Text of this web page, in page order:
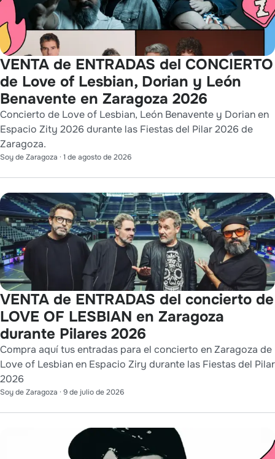
VENTA de ENTRADAS del CONCIERTO
de Love of Lesbian, Dorian y León
Benavente en Zaragoza 2026
Concierto de Love of Lesbian, León Benavente y Dorian en
Espacio Zity 2026 durante las Fiestas del Pilar 2026 de
Zaragoza.
Soy de Zaragoza · 1 de agosto de 2026
VENTA de ENTRADAS del concierto de
LOVE OF LESBIAN en Zaragoza
durante Pilares 2026
Compra aquí tus entradas para el concierto en Zaragoza de
Love of Lesbian en Espacio Ziry durante las Fiestas del Pilar
2026
Soy de Zaragoza · 9 de julio de 2026